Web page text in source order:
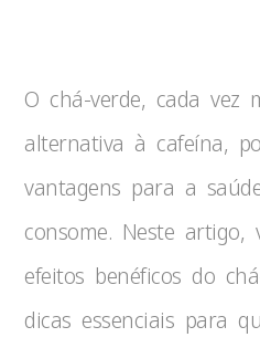
O chá-verde, cada vez
alternativa à cafeína,
vantagens para a
consome. Neste artigo,
efeitos benéficos do
dicas essenciais para